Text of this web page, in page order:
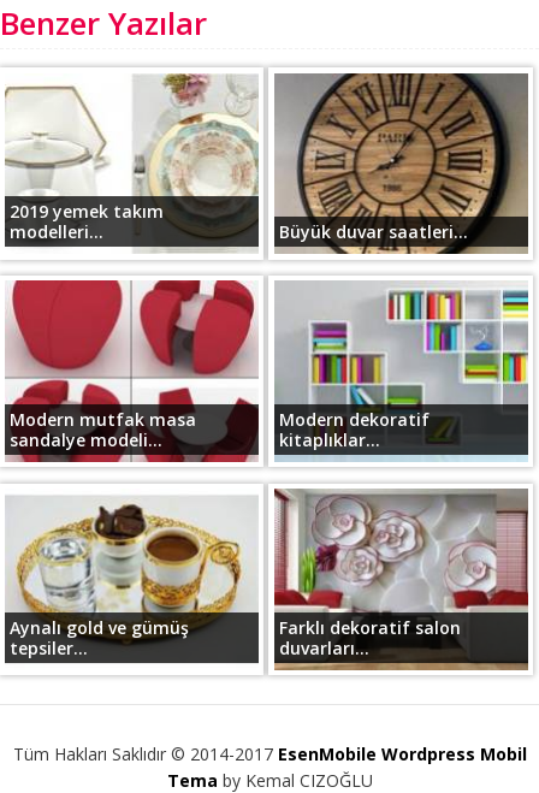
Benzer Yazılar
2019 yemek takım
modelleri...
Büyük duvar saatleri...
Modern mutfak masa
sandalye modeli...
Modern dekoratif
kitaplıklar...
Aynalı gold ve gümüş
tepsiler...
Farklı dekoratif salon
duvarları...
Tüm Hakları Saklıdır © 2014-2017 EsenMobile Wordpress Mobil
Tema by Kemal CIZOĞLU